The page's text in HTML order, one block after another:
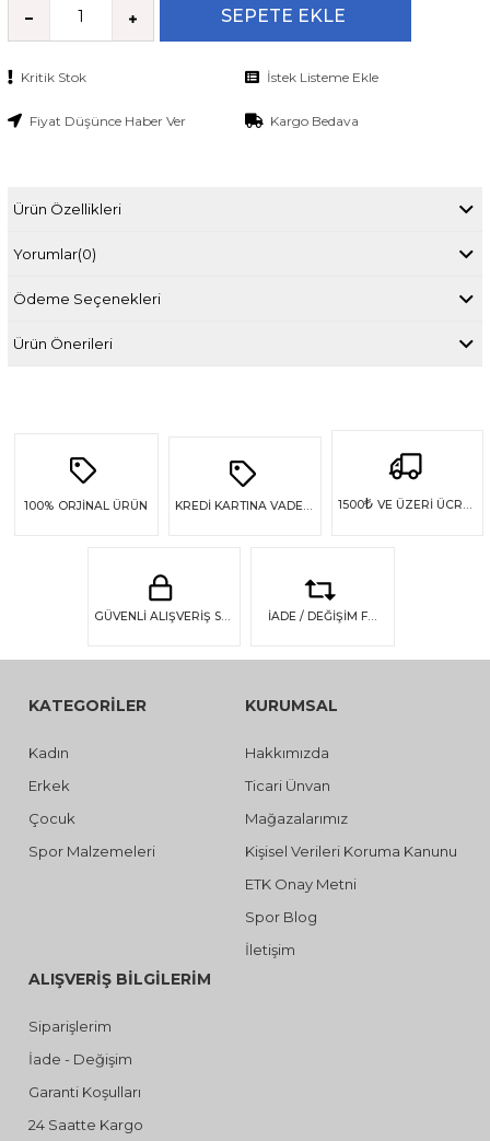
Kritik Stok İstek Listeme Ekle
Fiyat Düşünce Haber Ver Kargo Bedava
Ürün Özellikleri
Yorumlar(0)
Ödeme Seçenekleri
Ürün Önerileri
100% ORJİNAL ÜRÜN 1500₺ VE ÜZERİ ÜCRETSİZ KARGO
GÜVENLİ ALIŞVERİŞ SSL GÜVENLİĞİ İADE / DEĞİŞİM FIRSATI
KATEGORİLER
Kadın
Erkek
Çocuk
Spor Malzemeleri
KURUMSAL
Hakkımızda
Ticari Ünvan
Mağazalarımız
Kişisel Verileri Koruma Kanunu
ETK Onay Metni
Spor Blog
İletişim
ALIŞVERİŞ BİLGİLERİM
Siparişlerim
İade - Değişim
Garanti Koşulları
24 Saatte Kargo